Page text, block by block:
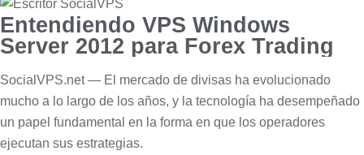
Entendiendo VPS Windows
Server 2012 para Forex Trading
SocialVPS.net — El mercado de divisas ha evolucionado
mucho a lo largo de los años, y la tecnología ha desempeñado
un papel fundamental en la forma en que los operadores
ejecutan sus estrategias.